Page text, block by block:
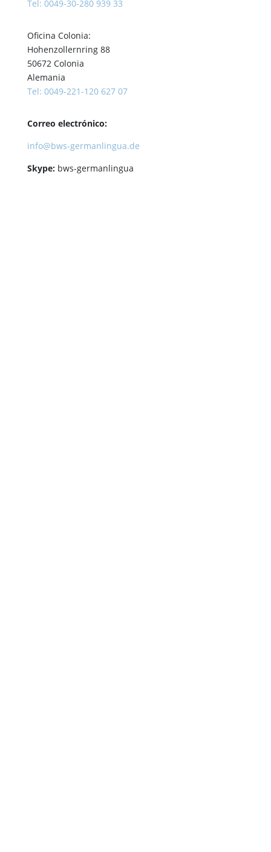
Tel: 0049-30-280 939 33
Oficina Colonia:
Hohenzollernring 88
50672 Colonia
Alemania
Tel: 0049-221-120 627 07
Correo electrónico:
info@bws-germanlingua.de
Skype:bws-germanlingua